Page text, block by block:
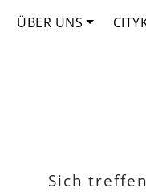
ÜBER UNS
Sich